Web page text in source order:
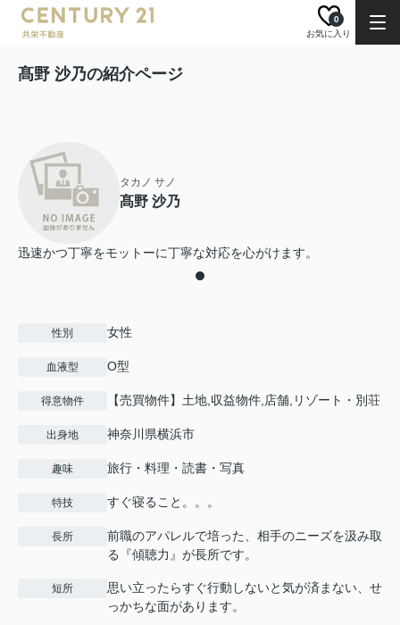
お気に入り
0
髙野 沙乃の紹介ページ
タカノ サノ
髙野 沙乃
迅速かつ丁寧をモットーに丁寧な対応を心がけます。
性別 女性
血液型 O型
得意物件 【売買物件】土地,収益物件,店舗,リゾート・別荘
出身地 神奈川県横浜市
趣味 旅行・料理・読書・写真
特技 すぐ寝ること。。。
長所
前職のアパレルで培った、相手のニーズを汲み取
る『傾聴力』が長所です。
短所
思い立ったらすぐ行動しないと気が済まない、せ
っかちな面があります。